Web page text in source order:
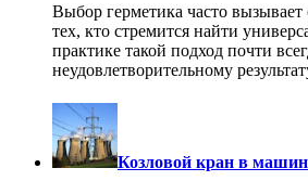
Выбор герметика часто
тех, кто стремится найти
практике такой подход почти
неудовлетворительному
Козловой кран в